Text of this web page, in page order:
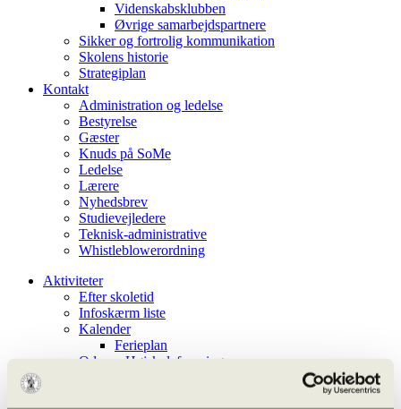
Videnskabsklubben
Øvrige samarbejdspartnere
Sikker og fortrolig kommunikation
Skolens historie
Strategiplan
Kontakt
Administration og ledelse
Bestyrelse
Gæster
Knuds på SoMe
Ledelse
Lærere
Nyhedsbrev
Studievejledere
Teknisk-administrative
Whistleblowerordning
Aktiviteter
Efter skoletid
Infoskærm liste
Kalender
Ferieplan
Odense Højskoleforening